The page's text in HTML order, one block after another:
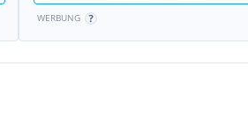
WERBUNG